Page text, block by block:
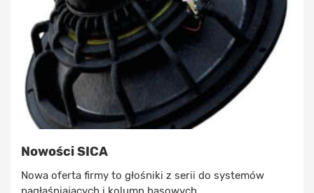
Nowości SICA
Nowa oferta firmy to głośniki z serii do systemów